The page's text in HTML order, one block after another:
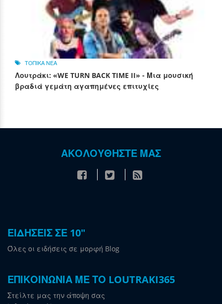
ΤΟΠΙΚΑ ΝΕΑ
Λουτράκι: «WE TURN BACK TIME II» - Μια μουσική
βραδιά γεμάτη αγαπημένες επιτυχίες
ΑΚΟΛΟΥΘΗΣΤΕ ΜΑΣ
ΕΙΔΗΣΕΙΣ ΣΕ 10"
Όλες οι ειδήσεις σε μορφή Blog
ΕΠΙΚΟΙΝΩΝΙΑ ΜΕ ΤΟ LOUTRAKI365
Στείλτε μας την άποψη σας